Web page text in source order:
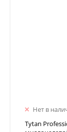
Нет в
Tytan